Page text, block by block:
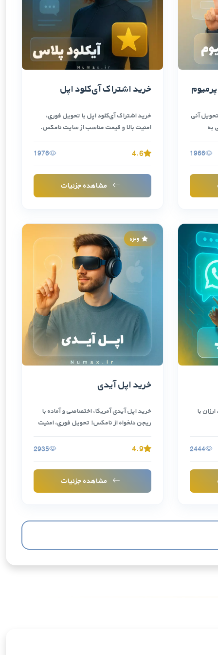
آنی
به
1966
خرید اشتراک آی‌کلود اپل
خرید اشتراک آی‌کلود اپل با تحویل فوری،
امنیت بالا و قیمت مناسب از سایت نامکس.
4.6
1976
مشاهده جزئیات
با
2444
ویژه
خرید اپل آیدی
خرید اپل آیدی آمریکا، اختصاصی و آماده با
ریجن دلخواه از نامکس! تحویل فوری، امنیت
4.9
2935
مشاهده جزئیات